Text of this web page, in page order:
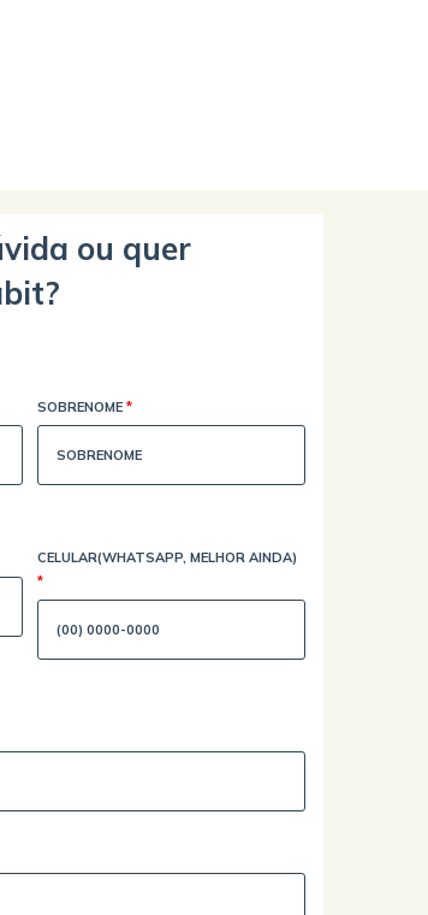
ou quer
SOBRENOME*
CELULAR(WHATSAPP, MELHOR AINDA)
*